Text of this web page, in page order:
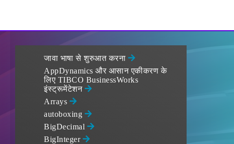
जावा भाषा से शुरुआत करना
AppDynamics और आसान एकीकरण के
लिए TIBCO BusinessWorks
इंस्ट्रूमेंटेशन
Arrays
autoboxing
BigDecimal
BigInteger